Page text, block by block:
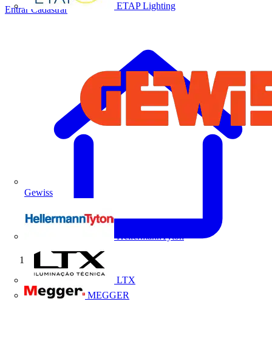
ETAP Lighting
Gewiss
HellermannTyton
LTX
MEGGER
Entrar Cadastrar
Início